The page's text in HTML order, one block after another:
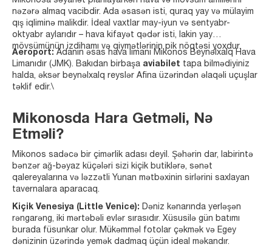
nəzərə almaq vacibdir. Ada əsasən isti, quraq yay və mülayim
qış iqliminə malikdir. İdeal vaxtlar may-iyun və sentyabr-
oktyabr aylarıdır – hava kifayət qədər isti, lakin yay
mövsümünün izdihamı və qiymətlərinin pik nöqtəsi yoxdur.
Aeroport: Adanın əsas hava limanı Mikonos Beynəlxalq Hava
Limanıdır (JMK). Bakıdan birbaşa aviabilet tapa bilmədiyiniz
halda, əksər beynəlxalq reyslər Afina üzərindən əlaqəli uçuşlar
təklif edir.\
Mikonosda Hara Getməli, Nə
Etməli?
Mikonos sadəcə bir çimərlik adası deyil. Şəhərin dar, labirintə
bənzər ağ-bəyaz küçələri sizi kiçik butiklərə, sənət
qalereyalarına və ləzzətli Yunan mətbəxinin sirlərini saxlayan
tavernalara aparacaq.
Kiçik Venesiya (Little Venice): Dəniz kənarında yerləşən
rəngarəng, iki mərtəbəli evlər sırasıdır. Xüsusilə gün batımı
burada füsunkar olur. Mükəmməl fotolar çəkmək və Egey
dənizinin üzərində yemək dadmaq üçün ideal məkandır.